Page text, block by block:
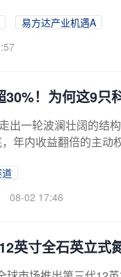
易方达产业机遇A
！为何这9只
出一轮波澜壮阔的结
年内收益翻倍的主动
08-02 17:46
英寸全石英立式